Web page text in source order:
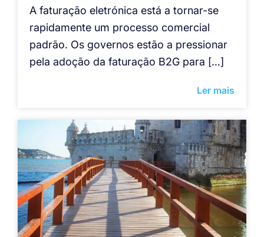
A faturação eletrónica está a tornar-se
rapidamente um processo comercial
padrão. Os governos estão a pressionar
pela adoção da faturação B2G para […]
Ler mais